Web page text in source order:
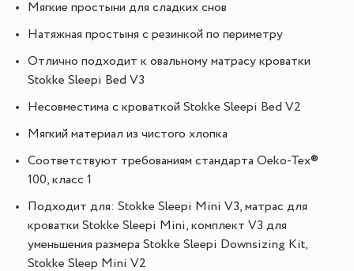
Мягкие простыни для сладких снов​
Натяжная простыня с резинкой по периметру
Отлично подходит к овальному матрасу кроватки
Stokke Sleepi Bed V3
Несовместима с кроваткой Stokke Sleepi Bed V2
Мягкий материал из чистого хлопка
Соответствуют требованиям стандарта Oeko-Tex®
100, класс 1
Подходит для: Stokke Sleepi Mini V3, матрас для
кроватки Stokke Sleepi Mini, комплект V3 для
уменьшения размера Stokke Sleepi Downsizing Kit,
Stokke Sleep Mini V2